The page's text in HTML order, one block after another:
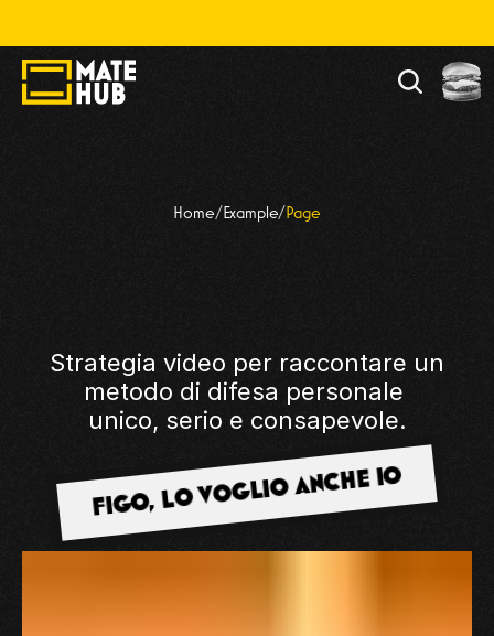
Home/Example/Page
ANDREA
Strategia video per raccontare un
metodo di difesa personale
unico, serio e consapevole.
FIGO, LO VOGLIO ANCHE IO